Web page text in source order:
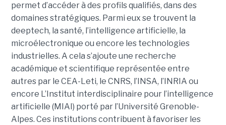
permet d’accéder à des profils qualifiés, dans des
domaines stratégiques. Parmi eux se trouvent la
deeptech, la santé, l’intelligence artificielle, la
microélectronique ou encore les technologies
industrielles. A cela s’ajoute une recherche
académique et scientifique représentée entre
autres par le CEA-Leti, le CNRS, l’INSA, l’INRIA ou
encore L’Institut interdisciplinaire pour l’intelligence
artificielle (MIAI) porté par l’Université Grenoble-
Alpes. Ces institutions contribuent à favoriser les